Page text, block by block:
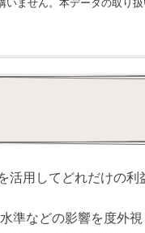
いません。本データの取り
用してどれだけの利
準などの影響を度外